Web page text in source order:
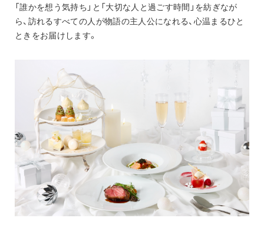
「誰かを想う気持ち」と「大切な人と過ごす時間」を紡ぎなが
ら、訪れるすべての人が物語の主人公になれる、心温まるひと
ときをお届けします。